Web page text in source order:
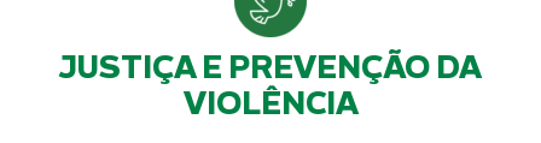
JUSTIÇA E PREVENÇÃO DA
VIOLÊNCIA